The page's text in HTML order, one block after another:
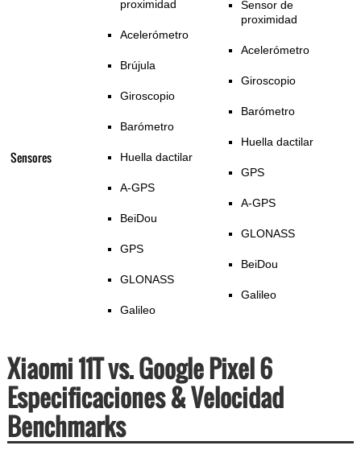
Sensores
proximidad
Acelerómetro
Brújula
Giroscopio
Barómetro
Huella dactilar
A-GPS
BeiDou
GPS
GLONASS
Galileo
Sensor de
proximidad
Acelerómetro
Giroscopio
Barómetro
Huella dactilar
GPS
A-GPS
GLONASS
BeiDou
Galileo
Xiaomi 11T vs. Google Pixel 6
Especificaciones & Velocidad
Benchmarks